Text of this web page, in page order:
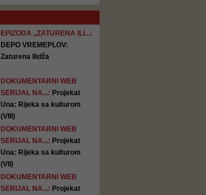
EPIZODA „ZATURENA ILI...:
DEPO VREMEPLOV:
Zaturena Ilidža
DOKUMENTARNI WEB
SERIJAL NA...: Projekat
Una: Rijeka sa kulturom
(VIII)
DOKUMENTARNI WEB
SERIJAL NA...: Projekat
Una: Rijeka sa kulturom
(VII)
DOKUMENTARNI WEB
SERIJAL NA...: Projekat